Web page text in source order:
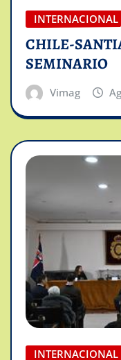
INTERNACIONAL
CHILE-
SEMINARIO
Vimag
INTERNACIONAL